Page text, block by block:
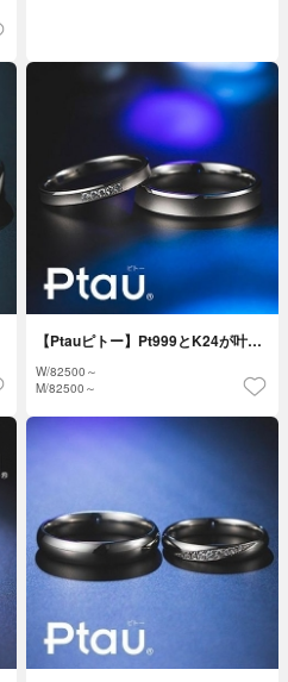
【Ptauピトー】Pt999とK24が叶…
W/82500～
M/82500～